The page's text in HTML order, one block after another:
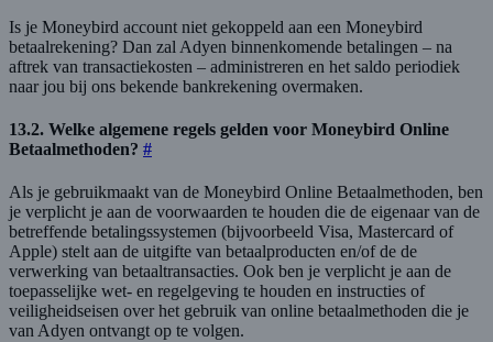
Is je Moneybird account niet gekoppeld aan een Moneybird
betaalrekening? Dan zal Adyen binnenkomende betalingen – na
aftrek van transactiekosten – administreren en het saldo periodiek
naar jou bij ons bekende bankrekening overmaken.
13.2. Welke algemene regels gelden voor Moneybird Online
Betaalmethoden? #
Als je gebruikmaakt van de Moneybird Online Betaalmethoden, ben
je verplicht je aan de voorwaarden te houden die de eigenaar van de
betreffende betalingssystemen (bijvoorbeeld Visa, Mastercard of
Apple) stelt aan de uitgifte van betaalproducten en/of de de
verwerking van betaaltransacties. Ook ben je verplicht je aan de
toepasselijke wet- en regelgeving te houden en instructies of
veiligheidseisen over het gebruik van online betaalmethoden die je
van Adyen ontvangt op te volgen.